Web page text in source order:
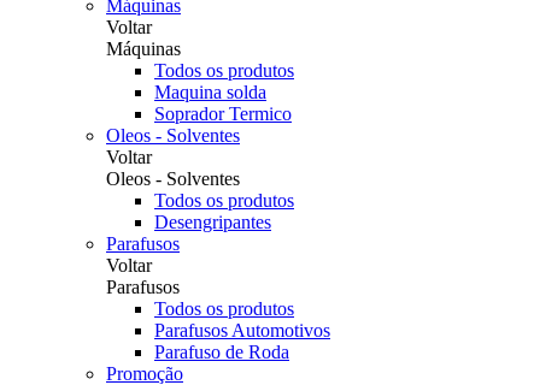
Máquinas
Voltar
Máquinas
Todos os produtos
Maquina solda
Soprador Termico
Oleos - Solventes
Voltar
Oleos - Solventes
Todos os produtos
Desengripantes
Parafusos
Voltar
Parafusos
Todos os produtos
Parafusos Automotivos
Parafuso de Roda
Promoção